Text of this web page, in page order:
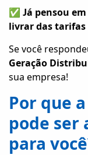
✅ Já pensou
livrar das tarifas
Se você
Geração
sua empresa!
Por que
pode ser
para